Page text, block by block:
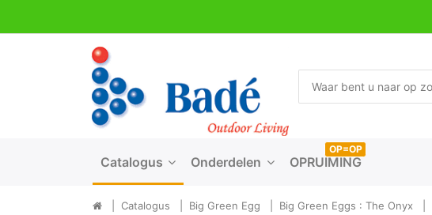
Catalogus Onderdelen OPRUIMING
OP=OP
Catalogus Big Green Egg Big Green Eggs : The Onyx